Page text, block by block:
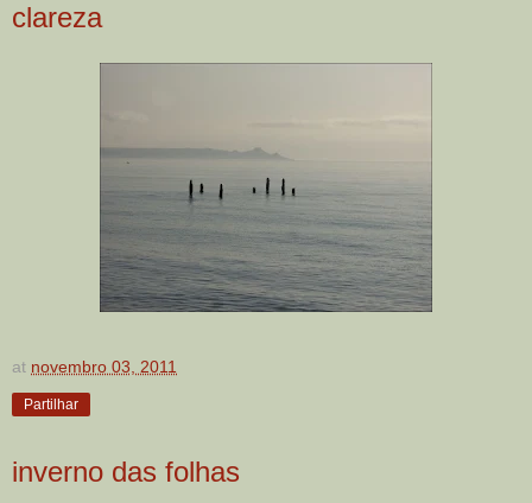
clareza
at novembro 03, 2011
Partilhar
inverno das folhas